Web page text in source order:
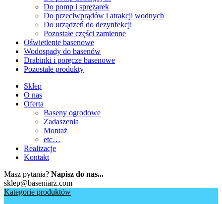
Do pomp i sprężarek
Do przeciwprądów i atrakcji wodnych
Do urządzeń do dezynfekcji
Pozostałe części zamienne
Oświetlenie basenowe
Wodospady do basenów
Drabinki i poręcze basenowe
Pozostałe produkty
Sklep
O nas
Oferta
Baseny ogrodowe
Zadaszenia
Montaż
etc…
Realizacje
Kontakt
Masz pytania? Napisz do nas...
sklep@baseniarz.com
Kategorie produktów